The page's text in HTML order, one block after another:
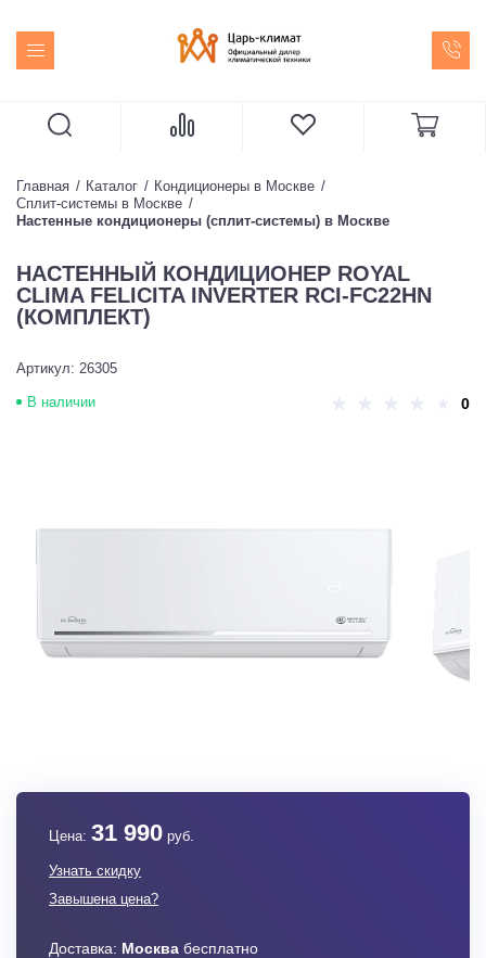
Главная Каталог
Кондиционеры в Москве
Сплит-системы в Москве
Настенные кондиционеры (сплит-системы) в Москве
НАСТЕННЫЙ КОНДИЦИОНЕР ROYAL
CLIMA FELICITA INVERTER RCI-FC22HN
(КОМПЛЕКТ)
Артикул: 26305
В наличии 0
Цена: 31 990 руб.
Узнать скидку
Завышена цена?
Доставка: Москва бесплатно